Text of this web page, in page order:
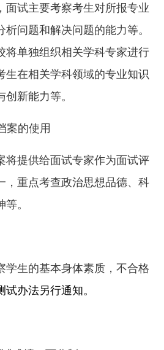
面试主要考察考生对所报专业
问题和解决问题的能力等。
将单独组织相关学科专家进行
生在相关学科领域的专业知识
新能力等。
案的使用
将提供给面试专家作为面试评
，重点考查政治思想品德、科
。
学生的基本身体素质，不合格
办法另行通知。